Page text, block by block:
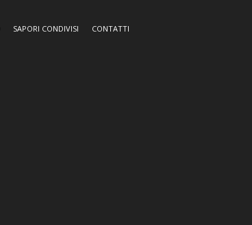
SAPORI CONDIVISI
CONTATTI